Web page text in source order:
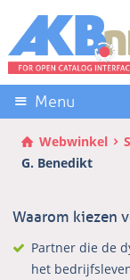
links
over
Direct
naar
de
inhoud
Direct
hoofdmenu
Menu
Webwinkel
G. Benedikt
Waarom kiezen
Partner die de
het